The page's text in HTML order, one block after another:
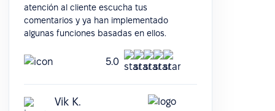
atención al cliente escucha tus
comentarios y ya han implementado
algunas funciones basadas en ellos.
5.0
Vik K.